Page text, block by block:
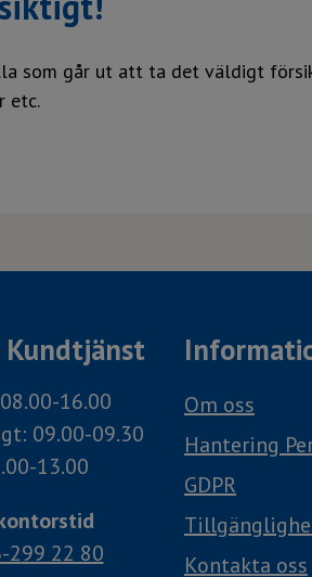
som går ut att ta det väldigt
etc.
16.00
09.00-09.30
13.00
299 22 80
Om oss
Hantering
GDPR
Kontakta oss